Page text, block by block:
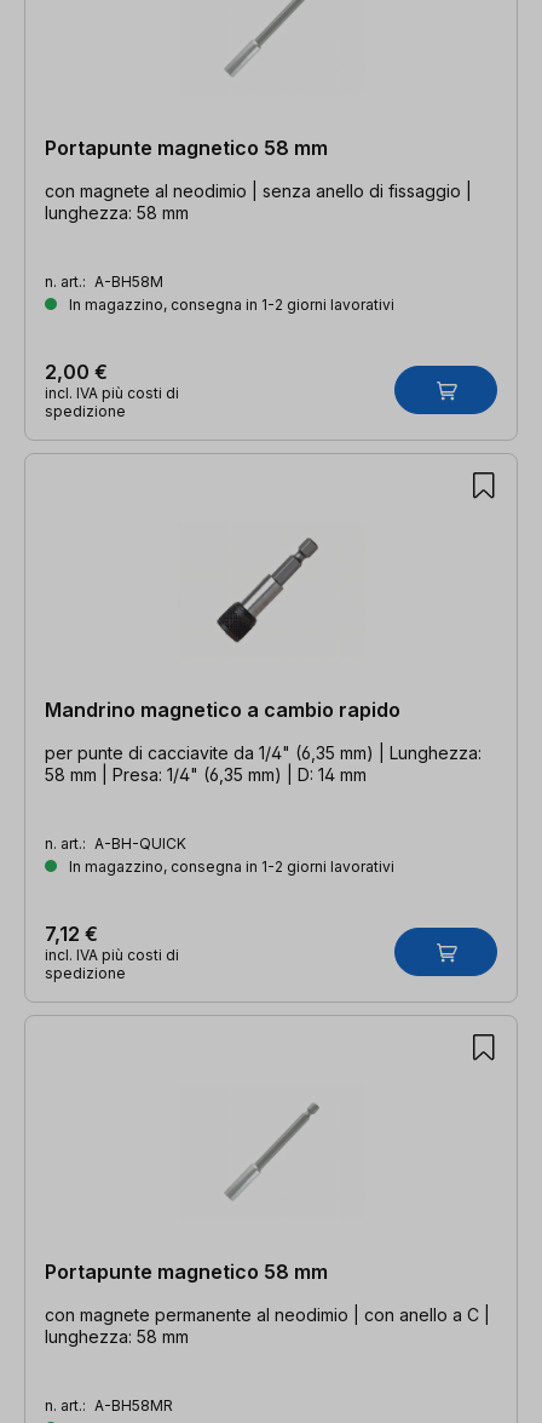
Portapunte magnetico 58 mm
con magnete al neodimio | senza anello di fissaggio |
lunghezza: 58 mm
n. art.: A-BH58M
In magazzino, consegna in 1-2 giorni lavorativi
2,00 €
incl. IVA più costi di
spedizione
Mandrino magnetico a cambio rapido
per punte di cacciavite da 1/4" (6,35 mm) | Lunghezza:
58 mm | Presa: 1/4" (6,35 mm) | D: 14 mm
n. art.: A-BH-QUICK
In magazzino, consegna in 1-2 giorni lavorativi
7,12 €
incl. IVA più costi di
spedizione
Portapunte magnetico 58 mm
con magnete permanente al neodimio | con anello a C |
lunghezza: 58 mm
n. art.: A-BH58MR